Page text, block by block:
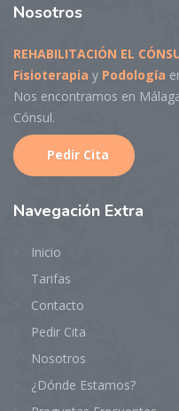
Nosotros
REHABILITACIÓN EL
Fisioterapia y Podología
Nos encontramos en
Cónsul.
Pedir Cita
Navegación Extra
Inicio
Tarifas
Contacto
Pedir Cita
Nosotros
¿Dónde Estamos?